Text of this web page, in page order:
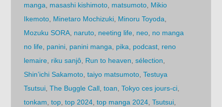
manga
masashi kishimoto matsumoto Mikio
Ikemoto Minetaro Mochizuki Minoru Toyoda
Mozuku SORA naruto neeting life neo no manga
no life panini panini manga pika podcast reno
lemaire riku sanjô Run to heaven ,sélection
Shin’ichi Sakamoto ,taiyo matsumoto ,Testuya
Tsutsui ,The Buggle Call ,toan ,Tokyo ces jours-ci
tonkam ,top ,top 2024 ,top manga 2024 ,Tsutsui